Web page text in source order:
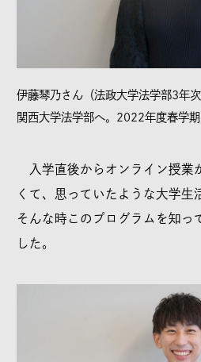
伊藤琴乃さん（法政大学法学部3年次
関西大学法学部へ。2022年度春学
入学直後からオンライン授業
くて、思っていたような大学生
そんな時このプログラムを知っ
した。